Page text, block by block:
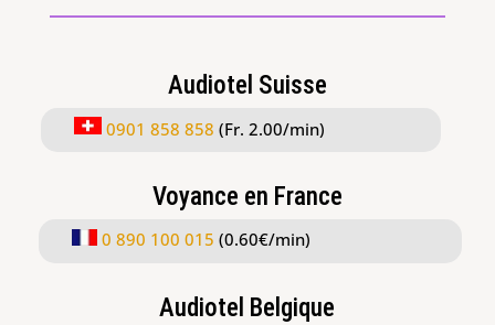
Audiotel Suisse
0901 858 858 (Fr. 2.00/min)
Voyance en France
0 890 100 015 (0.60€/min)
Audiotel Belgique